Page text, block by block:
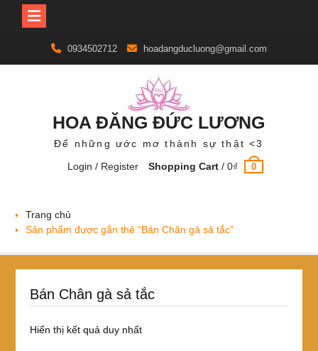
content
0934502712 hoadangducluong@gmail.com
HOA ĐĂNG ĐỨC LƯƠNG
Để những ước mơ thành sự thật <3
Login / Register
Shopping Cart /0₫ 0
Trang chủ
Sản phẩm được gắn thẻ “Bán Chân gà sả tắc”
Bán Chân gà sả tắc
Hiển thị kết quả duy nhất